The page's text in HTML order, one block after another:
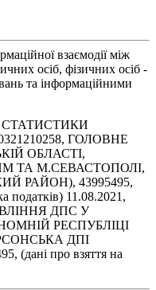
взаємодії між
осіб, фізичних осіб -
та інформаційними
СТАТИСТИКИ
ГОЛОВНЕ
ОБЛАСТІ,
ТА М.СЕВАСТОПОЛІ,
РАЙОН), 43995495,
податків) 11.08.2021,
ДПС У
РЕСПУБЛІЦІ
ДПІ
про взяття на